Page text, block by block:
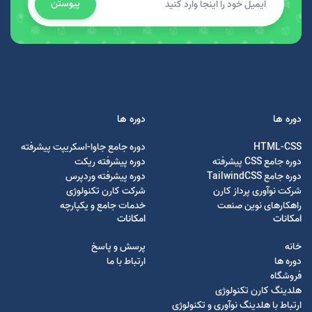
پیوستن
دوره ها
HTML-CSS
دوره جامع CSS پیشرفته
دوره جامع TailwindCSS
شرکت نوآوری پرداز کارن
راهکارهای نوین صنعت
دوره ها
دوره جامع جاوا-اسکریپت پیشرفته
دوره پیشرفته ریکت
دوره پیشرفته وردپرس
شرکت کارن تکنولوژی
خدمات جامع و یکپارچه
امکانات
خانه
دوره ها
فروشگاه
هلدینگ کارن تکنولوژی
ارتباط با هلدینگ نوآوری و تکنولوژی
امکانات
پرسش و پاسخ
ارتباط با ما